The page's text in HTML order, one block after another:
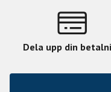
Dela upp din